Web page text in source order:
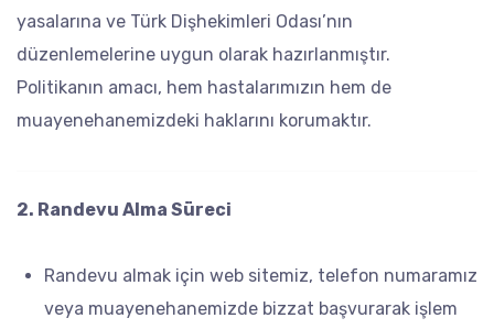
yasalarına ve Türk Dişhekimleri Odası’nın
düzenlemelerine uygun olarak hazırlanmıştır.
Politikanın amacı, hem hastalarımızın hem de
muayenehanemizdeki haklarını korumaktır.
2. Randevu Alma Süreci
Randevu almak için web sitemiz, telefon numaramız
veya muayenehanemizde bizzat başvurarak işlem